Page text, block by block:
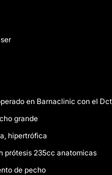
en Barnaclinic con el
grande
hipertrófica
prótesis 235cc anatomicas
de pecho